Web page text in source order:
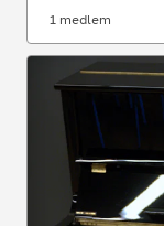
1 medlem